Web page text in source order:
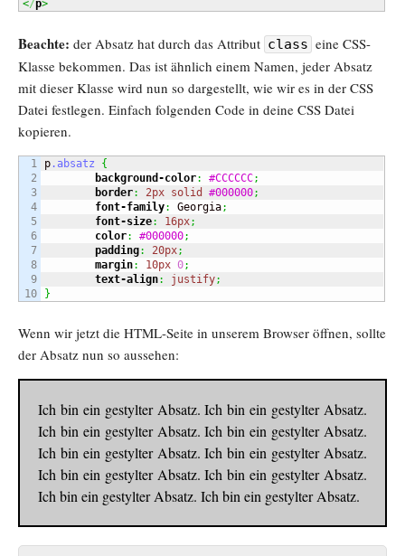
</p>
Beachte: der Absatz hat durch das Attribut class eine CSS-
Klasse bekommen. Das ist ähnlich einem Namen, jeder Absatz
mit dieser Klasse wird nun so dargestellt, wie wir es in der CSS
Datei festlegen. Einfach folgenden Code in deine CSS Datei
kopieren.
1
2
3
4
5
6
7
8
9
p .absatz
{
background-color: #CCCCCC;
border: 2px solid #000000;
font-family: Georgia;
font-size: 16px;
color: #000000;
padding: 20px;
margin: 10px 0;
text-align: justify;
}
Wenn wir jetzt die HTML-Seite in unserem Browser öffnen, sollte
der Absatz nun so aussehen:
Ich bin ein gestylter Absatz. Ich bin ein gestylter Absatz.
Ich bin ein gestylter Absatz. Ich bin ein gestylter Absatz.
Ich bin ein gestylter Absatz. Ich bin ein gestylter Absatz.
Ich bin ein gestylter Absatz. Ich bin ein gestylter Absatz.
Ich bin ein gestylter Absatz. Ich bin ein gestylter Absatz.